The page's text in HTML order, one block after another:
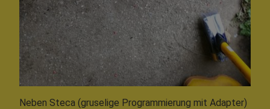
Neben Steca (gruselige Programmierung mit Adapter)